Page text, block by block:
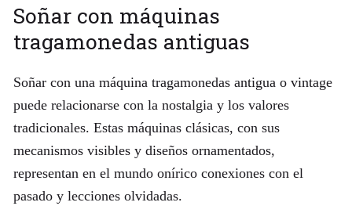
Soñar con máquinas
tragamonedas antiguas
Soñar con una máquina tragamonedas antigua o vintage
puede relacionarse con la nostalgia y los valores
tradicionales. Estas máquinas clásicas, con sus
mecanismos visibles y diseños ornamentados,
representan en el mundo onírico conexiones con el
pasado y lecciones olvidadas.